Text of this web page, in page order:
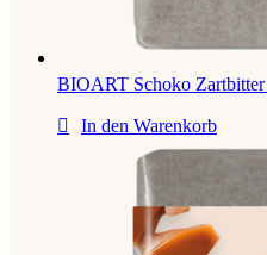
BIOART Schoko
In den Warenkorb